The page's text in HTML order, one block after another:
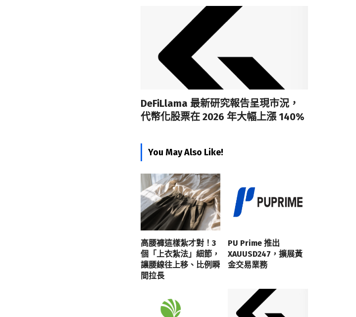
DeFiLlama 最新研究報告呈現市況，
代幣化股票在 2026 年大幅上漲 140%
You May Also Like!
高腰褲這樣紮才對！3
個「上衣紮法」細節，
讓腰線往上移、比例瞬
間拉長
PU Prime 推出
XAUUSD247，擴展黃
金交易業務